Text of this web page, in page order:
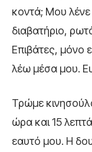
κοντά; Μου
διαβατήριο,
Επιβάτες, μόνο
λέω μέσα μου.
Τρώμε
ώρα και 15
εαυτό μου. Η